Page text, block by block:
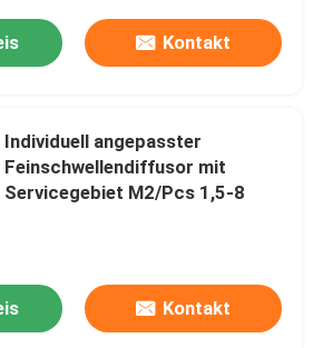
Kontakt
Individuell angepasster
Feinschwellendiffusor mit
Servicegebiet M2/Pcs 1,5-8
Kontakt